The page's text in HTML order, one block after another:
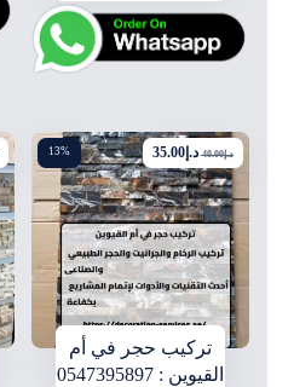
13%
تركيب حجر في أم
القيوين : 0547395897
د.إ40.00 د.إ35.00